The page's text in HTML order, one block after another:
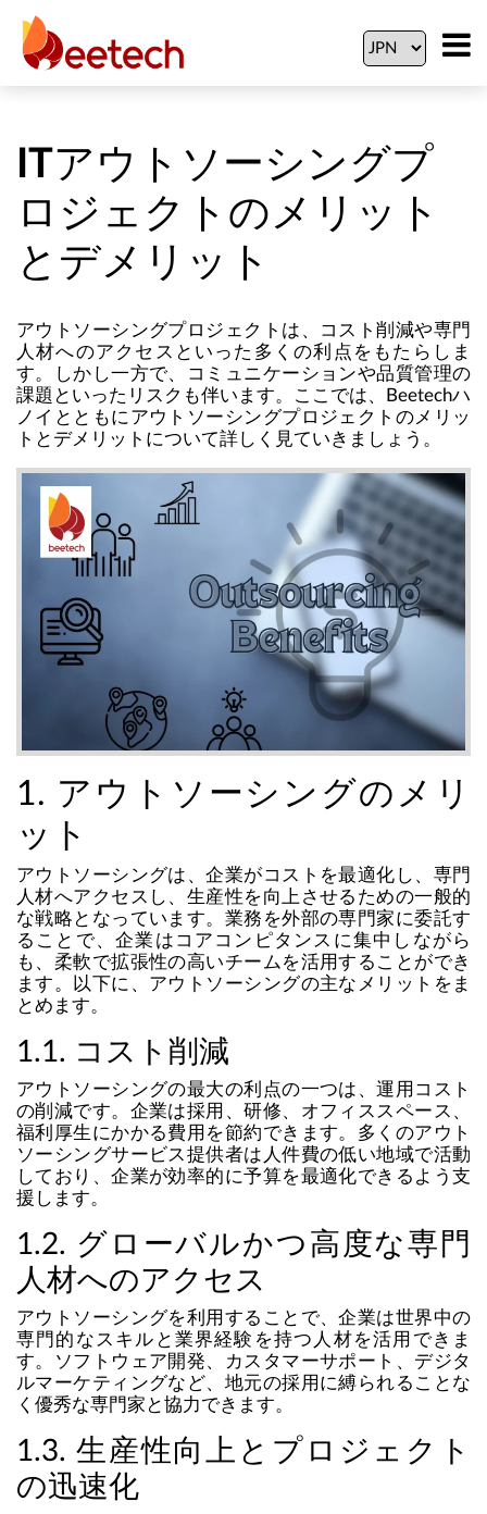
ITアウトソーシングプ
ロジェクトのメリット
とデメリット
アウトソーシングプロジェクトは、コスト削減や専門
人材へのアクセスといった多くの利点をもたらしま
す。しかし一方で、コミュニケーションや品質管理の
課題といったリスクも伴います。ここでは、Beetechハ
ノイとともにアウトソーシングプロジェクトのメリッ
トとデメリットについて詳しく見ていきましょう。
1. アウトソーシングのメリ
ット
アウトソーシングは、企業がコストを最適化し、専門
人材へアクセスし、生産性を向上させるための一般的
な戦略となっています。業務を外部の専門家に委託す
ることで、企業はコアコンピタンスに集中しながら
も、柔軟で拡張性の高いチームを活用することができ
ます。以下に、アウトソーシングの主なメリットをま
とめます。
1.1. コスト削減
アウトソーシングの最大の利点の一つは、運用コスト
の削減です。企業は採用、研修、オフィススペース、
福利厚生にかかる費用を節約できます。多くのアウト
ソーシングサービス提供者は人件費の低い地域で活動
しており、企業が効率的に予算を最適化できるよう支
援します。
1.2. グローバルかつ高度な専門
人材へのアクセス
アウトソーシングを利用することで、企業は世界中の
専門的なスキルと業界経験を持つ人材を活用できま
す。ソフトウェア開発、カスタマーサポート、デジタ
ルマーケティングなど、地元の採用に縛られることな
く優秀な専門家と協力できます。
1.3. 生産性向上とプロジェクト
の迅速化